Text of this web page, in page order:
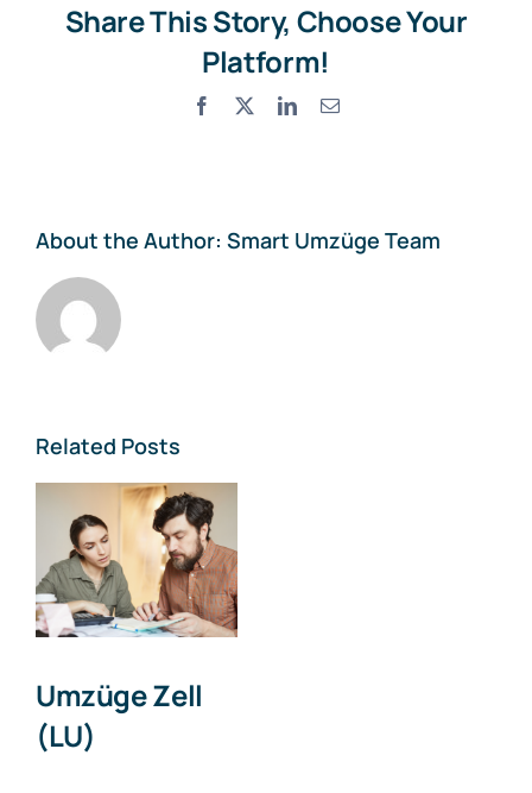
Share This Story, Choose Your
Platform!
Facebook LinkedInEmail
About the Author: Smart Umzüge Team
Related Posts
Umzüge Zell
(LU)